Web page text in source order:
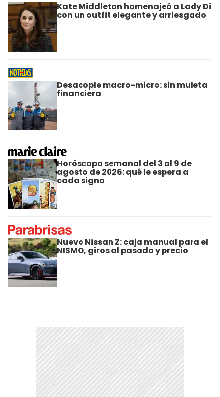
Kate Middleton homenajeó a Lady Di
con un outfit elegante y arriesgado
Desacople macro-micro: sin muleta
financiera
Horóscopo semanal del 3 al 9 de
agosto de 2026: qué le espera a
cada signo
Nuevo Nissan Z: caja manual para el
NISMO, giros al pasado y precio